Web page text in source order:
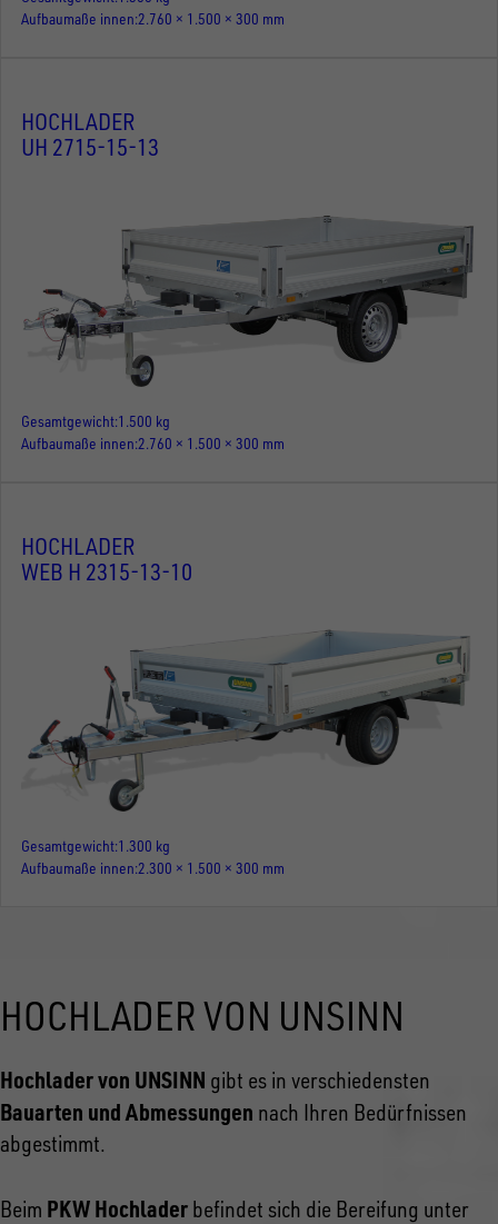
Aufbaumaße innen 2.760 × 1.500 × 300 mm
HOCHLADER
UH 2715-15-13
Gesamtgewicht 1.500 kg
Aufbaumaße innen 2.760 × 1.500 × 300 mm
HOCHLADER
WEB H 2315-13-10
Gesamtgewicht 1.300 kg
Aufbaumaße innen 2.300 × 1.500 × 300 mm
HOCHLADER VON UNSINN
Hochlader von UNSINN gibt es in verschiedensten
Bauarten und Abmessungen nach Ihren Bedürfnissen
abgestimmt.
Beim PKW Hochlader befindet sich die Bereifung unter